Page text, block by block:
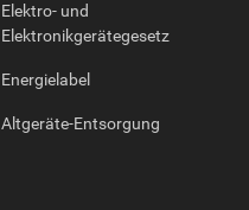
Elektro- und
Elektronikgerätegesetz
Energielabel
Altgeräte-Entsorgung